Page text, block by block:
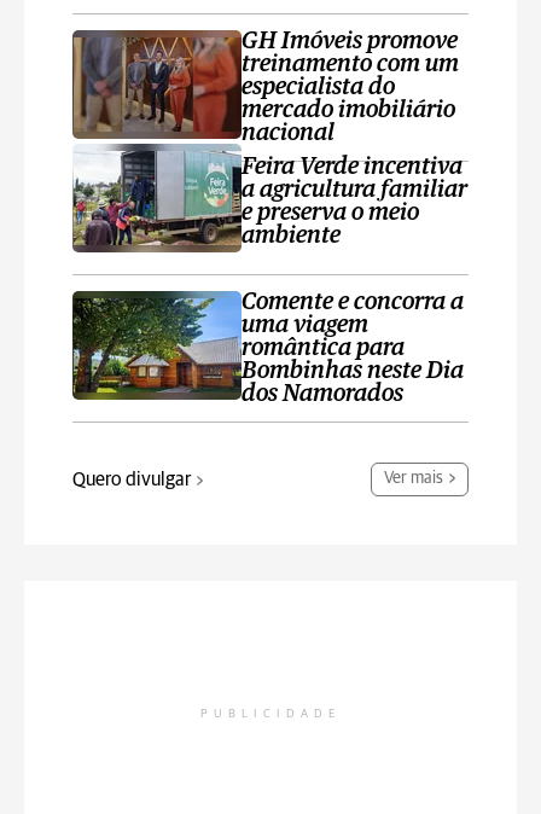
GH Imóveis promove
treinamento com um
especialista do
mercado imobiliário
nacional
Feira Verde incentiva
a agricultura familiar
e preserva o meio
ambiente
Comente e concorra a
uma viagem
romântica para
Bombinhas neste Dia
dos Namorados
Quero divulgar Ver mais
PUBLICIDADE